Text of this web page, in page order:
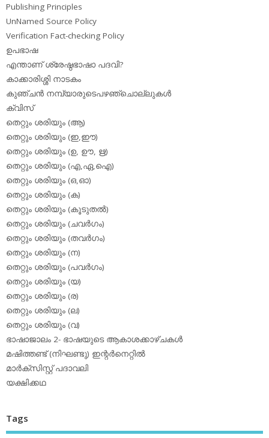
Publishing Principles
UnNamed Source Policy
Verification Fact-checking Policy
ഉപഭാഷ
എന്താണ് ശ്രേഷ്ഠഭാഷാ പദവി?
കാക്കാരിശ്ശി നാടകം
കുഞ്ചന്‍ നമ്പ്യാരുടെപഴഞ്ചൊല്ലുകള്‍
ക്വിസ്
തെറ്റും ശരിയും (ആ)
തെറ്റും ശരിയും (ഇ,ഈ)
തെറ്റും ശരിയും (ഉ, ഊ, ഋ)
തെറ്റും ശരിയും (എ,ഏ,ഐ)
തെറ്റും ശരിയും (ഒ,ഓ)
തെറ്റും ശരിയും (ക)
തെറ്റും ശരിയും (കൂടുതല്‍)
തെറ്റും ശരിയും (ചവര്‍ഗം)
തെറ്റും ശരിയും (തവര്‍ഗം)
തെറ്റും ശരിയും (ന)
തെറ്റും ശരിയും (പവര്‍ഗം)
തെറ്റും ശരിയും (യ)
തെറ്റും ശരിയും (ര)
തെറ്റും ശരിയും (ല)
തെറ്റും ശരിയും (വ)
ഭാഷാജാലം 2- ഭാഷയുടെ ആകാശക്കാഴ്ചകള്‍
മഷിത്തണ്ട് (നിഘണ്ടു) ഇന്റര്‍നെറ്റില്‍
മാര്‍ക്‌സിസ്റ്റ് പദാവലി
യക്ഷിക്കഥ
Tags